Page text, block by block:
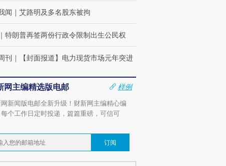
闻 ｜ 艾路明及多名股东被拘
｜ 特朗普再签两份行政令限制出生公民权
刊 ｜ 【封面报道】电力现货市场元年突进
网主编精选版电邮
样例
新闻版电邮全新升级！财新网主编精心编
个工作日定时投递，篇篇重磅，可信可
订阅